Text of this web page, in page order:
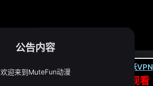
卡顿请翻墙(亚洲节点优先): 下载虎跃VPN
APP高速专线可前往APP观看
公告内容
欢迎来到MuteFun动漫